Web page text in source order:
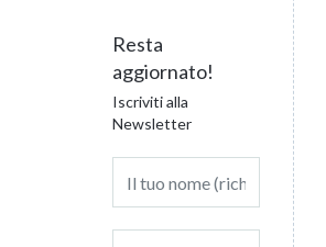
Resta
aggiornato!
Iscriviti alla
Newsletter